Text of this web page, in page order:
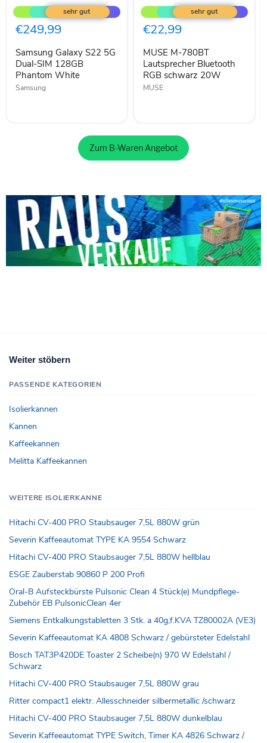
Galaxy
S22
5G
Dual-
128GB
Phantom
White
€249,99
Samsung Galaxy S22 5G
Dual-SIM 128GB
Phantom White
Samsung
M-
780BT
Lautsprecher
Bluetooth
schwarz
20W
€22,99
MUSE M-780BT
Lautsprecher Bluetooth
RGB schwarz 20W
MUSE
Zum B-Waren Angebot
Weiter stöbern
PASSENDE KATEGORIEN
Isolierkannen
Kannen
Kaffeekannen
Melitta Kaffeekannen
WEITERE ISOLIERKANNE
Hitachi CV-400 PRO Staubsauger 7,5L 880W grün
Severin Kaffeeautomat TYPE KA 9554 Schwarz
Hitachi CV-400 PRO Staubsauger 7,5L 880W hellblau
ESGE Zauberstab 90860 P 200 Profi
Oral-B Aufsteckbürste Pulsonic Clean 4 Stück(e) Mundpflege-
Zubehör EB PulsonicClean 4er
Siemens Entkalkungstabletten 3 Stk. a 40g,f.KVA TZ80002A (VE3)
Severin Kaffeeautomat KA 4808 Schwarz / gebürsteter Edelstahl
Bosch TAT3P420DE Toaster 2 Scheibe(n) 970 W Edelstahl /
Schwarz
Hitachi CV-400 PRO Staubsauger 7,5L 880W grau
Ritter compact1 elektr. Allesschneider silbermetallic /schwarz
Hitachi CV-400 PRO Staubsauger 7,5L 880W dunkelblau
Severin Kaffeeautomat TYPE Switch, Timer KA 4826 Schwarz /